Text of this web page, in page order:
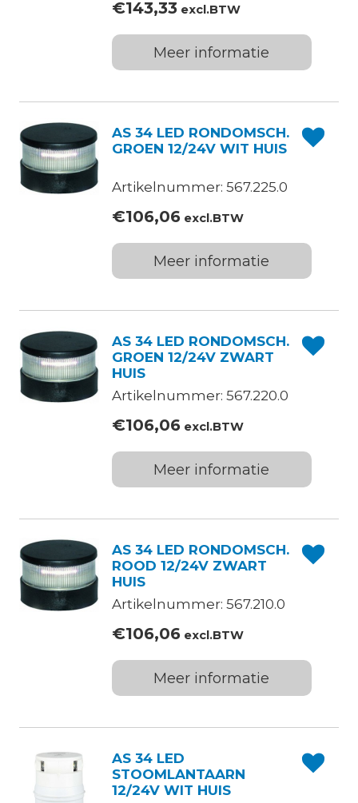
€143,33excl.BTW
Meer informatie
AS 34 LED RONDOMSCH.
GROEN 12/24V WIT HUIS
Artikelnummer: 567.225.0
€106,06excl.BTW
Meer informatie
AS 34 LED RONDOMSCH.
GROEN 12/24V ZWART
HUIS
Artikelnummer: 567.220.0
€106,06excl.BTW
Meer informatie
AS 34 LED RONDOMSCH.
ROOD 12/24V ZWART
HUIS
Artikelnummer: 567.210.0
€106,06excl.BTW
Meer informatie
AS 34 LED
STOOMLANTAARN
12/24V WIT HUIS